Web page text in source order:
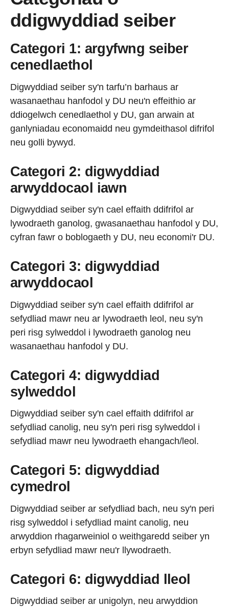
ddigwyddiad seiber
Categori 1: argyfwng seiber
cenedlaethol
Digwyddiad seiber sy'n tarfu’n barhaus ar
wasanaethau hanfodol y DU neu'n effeithio ar
ddiogelwch cenedlaethol y DU, gan arwain at
ganlyniadau economaidd neu gymdeithasol difrifol
neu golli bywyd.
Categori 2: digwyddiad
arwyddocaol iawn
Digwyddiad seiber sy'n cael effaith ddifrifol ar
lywodraeth ganolog, gwasanaethau hanfodol y DU,
cyfran fawr o boblogaeth y DU, neu economi'r DU.
Categori 3: digwyddiad
arwyddocaol
Digwyddiad seiber sy'n cael effaith ddifrifol ar
sefydliad mawr neu ar lywodraeth leol, neu sy'n
peri risg sylweddol i lywodraeth ganolog neu
wasanaethau hanfodol y DU.
Categori 4: digwyddiad
sylweddol
Digwyddiad seiber sy'n cael effaith ddifrifol ar
sefydliad canolig, neu sy'n peri risg sylweddol i
sefydliad mawr neu lywodraeth ehangach/leol.
Categori 5: digwyddiad
cymedrol
Digwyddiad seiber ar sefydliad bach, neu sy'n peri
risg sylweddol i sefydliad maint canolig, neu
arwyddion rhagarweiniol o weithgaredd seiber yn
erbyn sefydliad mawr neu'r llywodraeth.
Categori 6: digwyddiad lleol
Digwyddiad seiber ar unigolyn, neu arwyddion